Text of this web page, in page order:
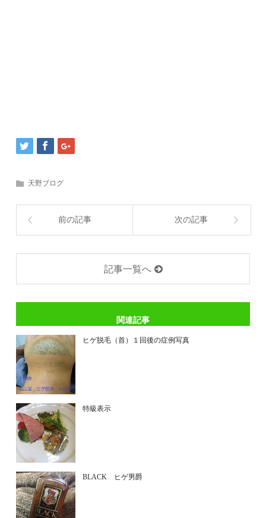
天野ブログ
前の記事 次の記事
記事一覧へ
関連記事
ヒゲ脱毛（首）１回後の症例写真
特級表示
BLACK ヒゲ男爵